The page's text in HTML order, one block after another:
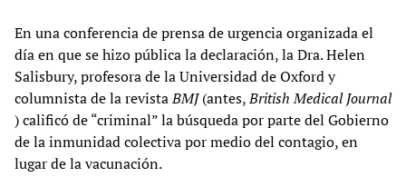
En una conferencia de prensa de urgencia organizada el
día en que se hizo pública la declaración, la Dra. Helen
Salisbury, profesora de la Universidad de Oxford y
columnista de la revistaBMJ(antes,British Medical Journal
) calificó de “criminal” la búsqueda por parte del Gobierno
de la inmunidad colectiva por medio del contagio, en
lugar de la vacunación.